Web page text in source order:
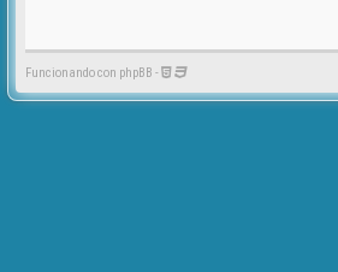
Funcionando con phpBB -